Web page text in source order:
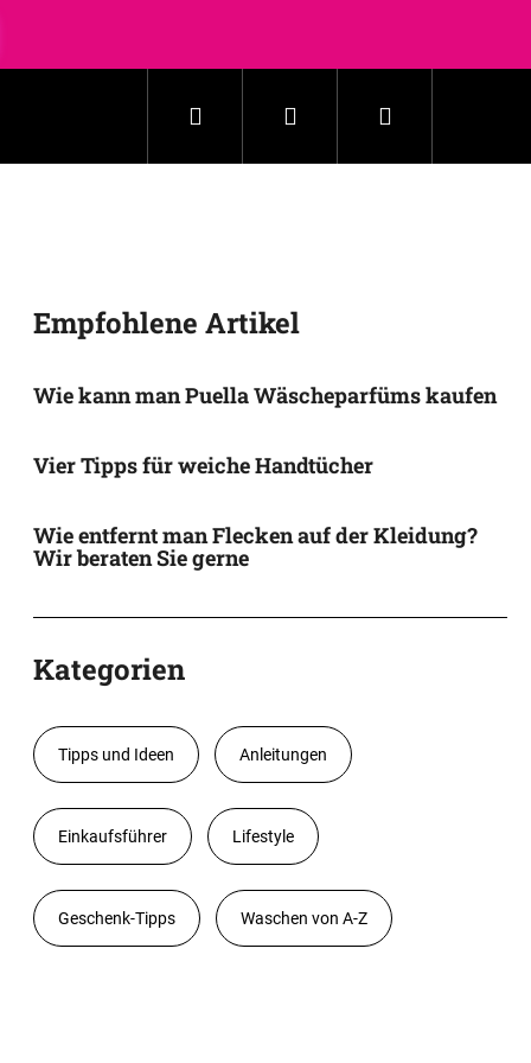
KosmetikSuchen Login Warenkorb
Empfohlene Artikel
Wie kann man Puella Wäscheparfüms kaufen
Vier Tipps für weiche Handtücher
Wie entfernt man Flecken auf der Kleidung?
Wir beraten Sie gerne
Kategorien
Tipps und Ideen Anleitungen
Einkaufsführer Lifestyle
Geschenk-Tipps Waschen von A-Z